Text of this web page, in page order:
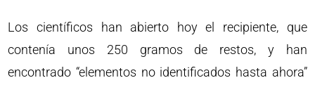
Los científicos han abierto hoy el recipiente, que
contenía unos 250 gramos de restos, y han
encontrado “elementos no identificados hasta ahora”